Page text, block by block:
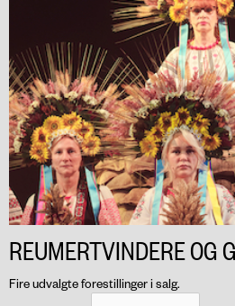
REUMERTVINDERE OG
Fire udvalgte forestillinger i salg.